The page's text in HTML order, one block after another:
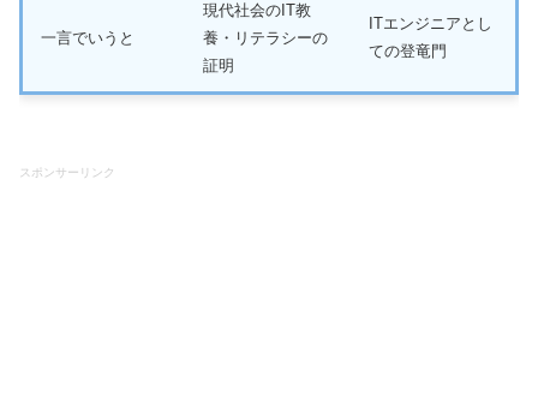
一言でいうと
現代社会のIT教
養・リテラシーの
証明
ITエンジニアとし
ての登竜門
スポンサーリンク